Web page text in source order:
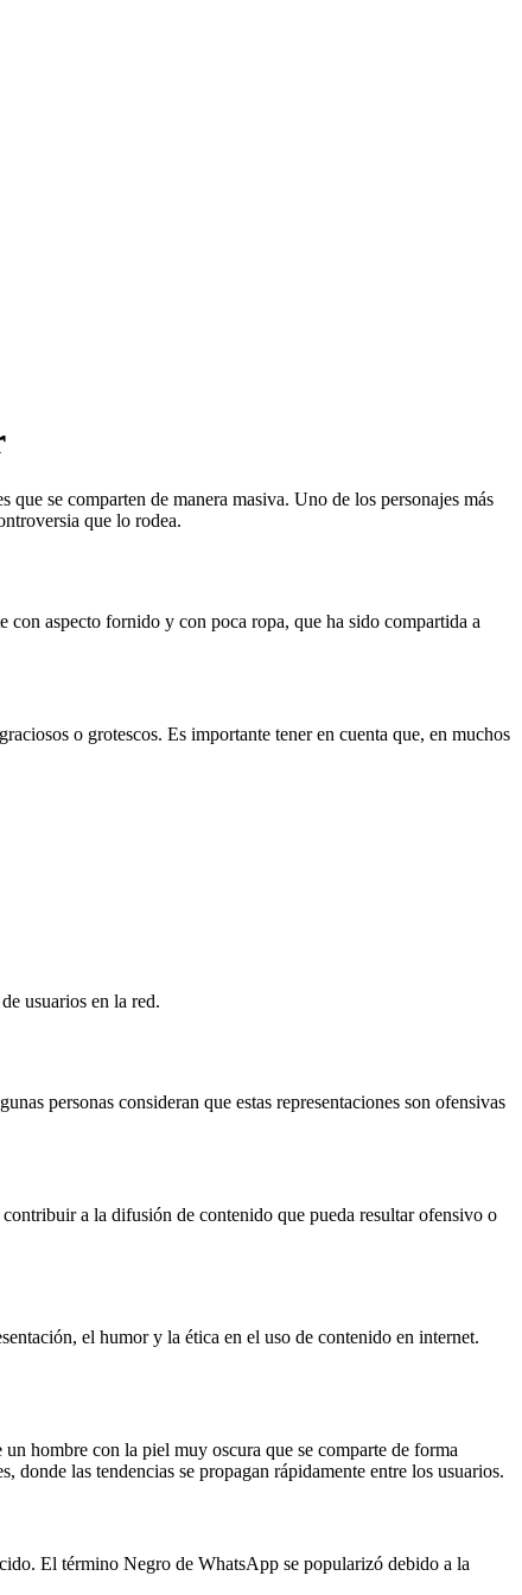
se comparten de manera masiva. Uno de los personajes más
que lo rodea.
aspecto fornido y con poca ropa, que ha sido compartida a
o grotescos. Es importante tener en cuenta que, en muchos
usuarios en la red.
personas consideran que estas representaciones son ofensivas
a la difusión de contenido que pueda resultar ofensivo o
el humor y la ética en el uso de contenido en internet.
hombre con la piel muy oscura que se comparte de forma
donde las tendencias se propagan rápidamente entre los usuarios.
El término Negro de WhatsApp se popularizó debido a la